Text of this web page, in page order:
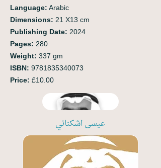
Language: Arabic
Dimensions: 21 X13 cm
Publishing Date: 2024
Pages: 280
Weight: 337 gm
ISBN: 9781835340073
Price: £10.00
عيسى اشكناني